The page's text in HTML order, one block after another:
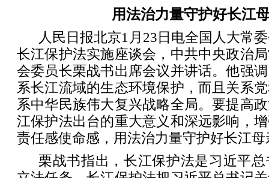
用法治力量守护好长江
人民日报北京1月23日电全国人大常
长江保护法实施座谈会，中共中央政治
会委员长栗战书出席会议并讲话。他强
系长江流域的生态环境保护，而且关系
系中华民族伟大复兴战略全局。要提高
江保护法出台的重大意义和深远影响，
责任感使命感，用法治力量守护好长江母
栗战书指出，长江保护法是习近平